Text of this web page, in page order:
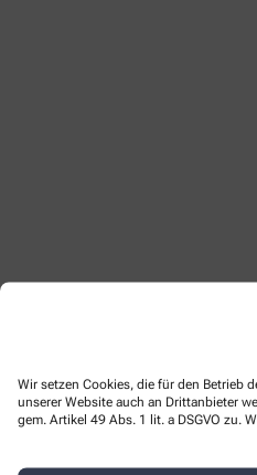
Wir setzen Cookies, die für den Betrieb
unserer Website auch an Drittanbieter
gem. Artikel 49 Abs. 1 lit. a DSGVO zu.